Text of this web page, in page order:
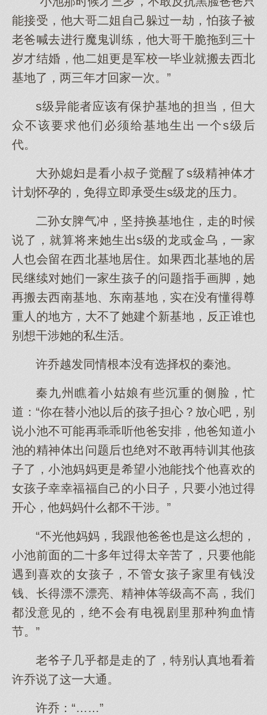
能接受，他大哥二姐自己躲过一劫，怕孩子被
老爸喊去进行魔鬼训练，他大哥干脆拖到三十
岁才结婚，他二姐更是军校一毕业就搬去西北
基地了，两三年才回家一次。”
s级异能者应该有保护基地的担当，但大
众不该要求他们必须给基地生出一个s级后
代。
大孙媳妇是看小叔子觉醒了s级精神体才
计划怀孕的，免得立即承受生s级龙的压力。
二孙女脾气冲，坚持换基地住，走的时候
说了，就算将来她生出s级的龙或金乌，一家
人也会留在西北基地居住。如果西北基地的居
民继续对她们一家生孩子的问题指手画脚，她
再搬去西南基地、东南基地，实在没有懂得尊
重人的地方，大不了她建个新基地，反正谁也
别想干涉她的私生活。
许乔越发同情根本没有选择权的秦池。
秦九州瞧着小姑娘有些沉重的侧脸，忙
道：“你在替小池以后的孩子担心？放心吧，别
说小池不可能再乖乖听他爸安排，他爸知道小
池的精神体出问题后也绝对不敢再特训其他孩
子了，小池妈妈更是希望小池能找个他喜欢的
女孩子幸幸福福自己的小日子，只要小池过得
开心，他妈妈什么都不干涉。”
“不光他妈妈，我跟他爸爸也是这么想的，
小池前面的二十多年过得太辛苦了，只要他能
遇到喜欢的女孩子，不管女孩子家里有钱没
钱、长得漂不漂亮、精神体等级高不高，我们
都没意见的，绝不会有电视剧里那种狗血情
节。”
老爷子几乎都是走的了，特别认真地看着
许乔说了这一大通。
许乔：“……”